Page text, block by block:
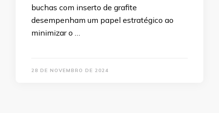
buchas com inserto de grafite
desempenham um papel estratégico ao
minimizar o …
28 DE NOVEMBRO DE 2024